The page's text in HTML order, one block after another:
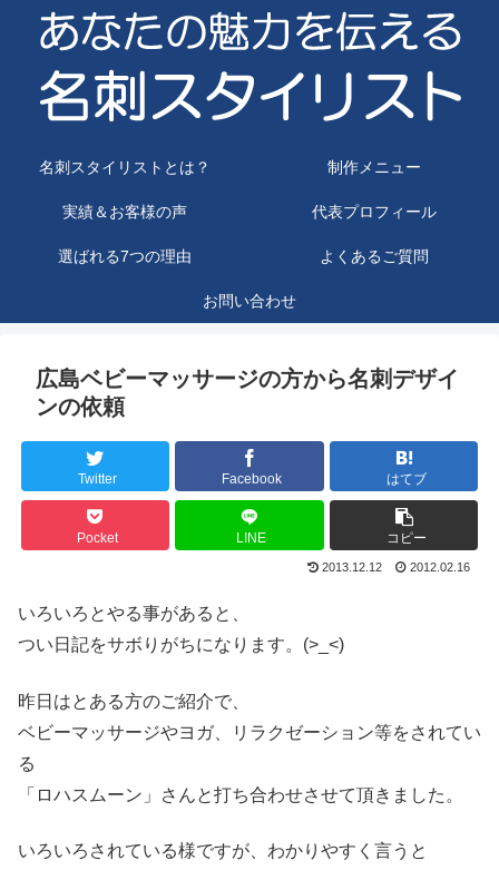
名刺スタイリストとは？ 制作メニュー
実績＆お客様の声 代表プロフィール
選ばれる7つの理由 よくあるご質問
お問い合わせ
広島ベビーマッサージの方から名刺デザイ
ンの依頼
Twitter Facebook はてブ
Pocket LINE コピー
2013.12.12 2012.02.16
いろいろとやる事があると、
つい日記をサボりがちになります。(>_<)
昨日はとある方のご紹介で、
ベビーマッサージやヨガ、リラクゼーション等をされてい
る
「ロハスムーン」さんと打ち合わせさせて頂きました。
いろいろされている様ですが、わかりやすく言うと